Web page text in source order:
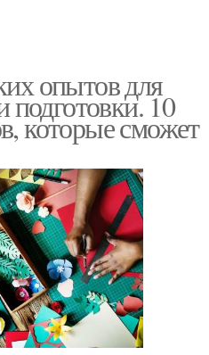
опытов для
подготовки. 10
которые сможет